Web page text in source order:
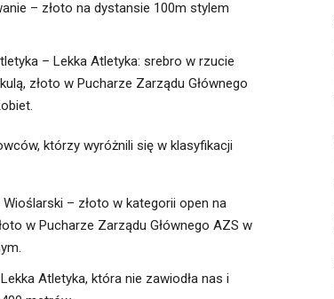
– złoto na dystansie 100m stylem
– Lekka Atletyka: srebro w rzucie
złoto w Pucharze Zarządu Głównego
którzy wyróżnili się w klasyfikacji
– złoto w kategorii open na
w Pucharze Zarządu Głównego AZS w
Atletyka, która nie zawiodła nas i